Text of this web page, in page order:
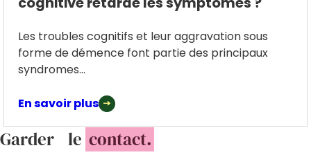
Les troubles cognitifs et leur aggravation sous
forme de démence font partie des principaux
syndromes...
En savoir plus
Garder le contact.